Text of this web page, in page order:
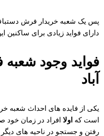
پس یک شعبه خریدار فرش
دارای فواید زیادی برای ساکنین
فواید وجود
آباد
یکی از فایده های احداث شعبه
است که اولا افراد در زمان خود
رفتن و جستجو در ناحیه های دیگر